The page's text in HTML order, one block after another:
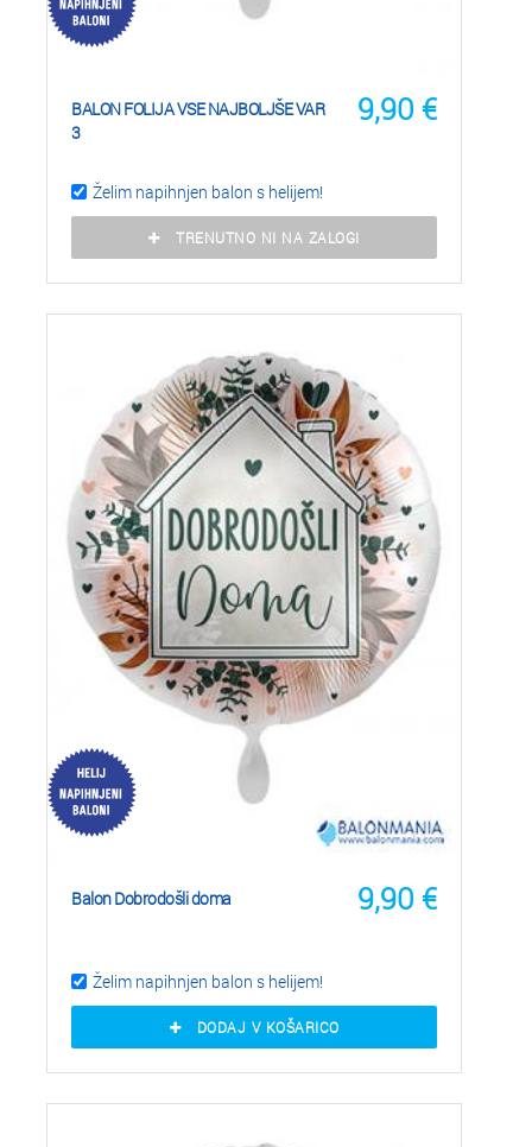
9,90 €
BALON FOLIJA VSE NAJBOLJŠE VAR
3
Želim napihnjen balon s helijem!
TRENUTNO NI NA ZALOGI
9,90 €
Balon Dobrodošli doma
Želim napihnjen balon s helijem!
DODAJ V KOŠARICO